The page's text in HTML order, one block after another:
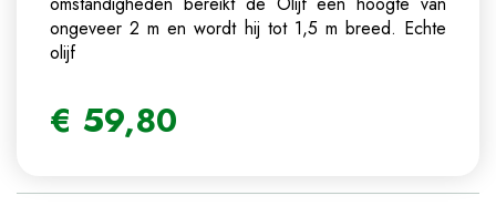
ongeveer 2 m en wordt hij tot 1,5 m breed. Echte
olijf
€ 59,80